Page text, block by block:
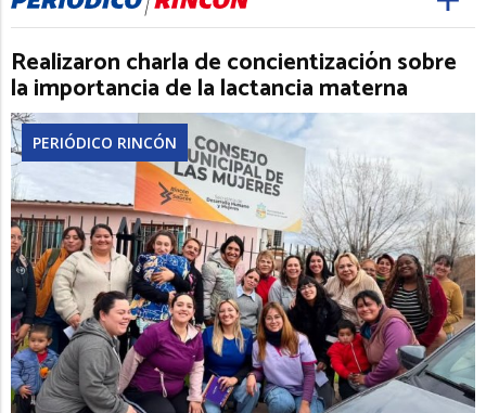
Realizaron charla de concientización sobre
la importancia de la lactancia materna
PERIÓDICO RINCÓN